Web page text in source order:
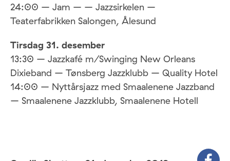
24:00 – Jam – – Jazzsirkelen –
Teaterfabrikken Salongen, Ålesund
Tirsdag 31. desember
13:30 – Jazzkafé m/Swinging New Orleans
Dixieband – Tønsberg Jazzklubb – Quality Hotel
14:00 – Nyttårsjazz med Smaalenene Jazzband
– Smaalenene Jazzklubb, Smaalenene Hotell